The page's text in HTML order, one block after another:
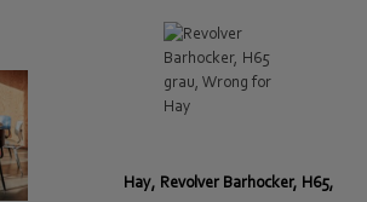
Hay, Revolver Barhocker, H65,